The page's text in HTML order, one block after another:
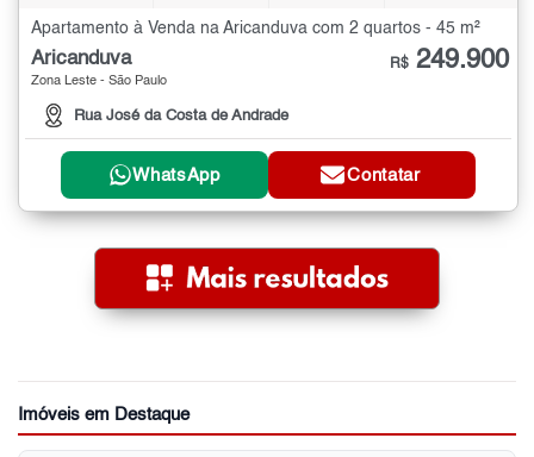
Apartamento à Venda na Aricanduva com 2 quartos - 45 m²
Aricanduva
Zona Leste - São Paulo
Rua José da Costa de Andrade
R$ 249.900
WhatsApp Contatar
Imóveis em Destaque